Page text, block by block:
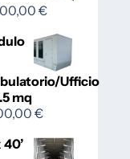
€
Ufficio
mq
€